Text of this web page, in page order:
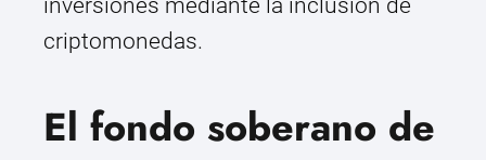
inversiones mediante la inclusión de
criptomonedas.
El fondo soberano de